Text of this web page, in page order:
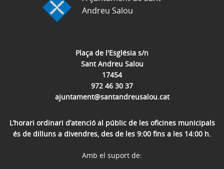
Plaça de l'Església s/n
Sant Andreu Salou
17454
972 46 30 37
ajuntament@santandreusalou.cat
L’horari ordinari d’atenció al públic de les oficines municipals
és de dilluns a divendres, des de les 9:00 fins a les 14:00 h.
Andreu Salou
Amb el suport de: